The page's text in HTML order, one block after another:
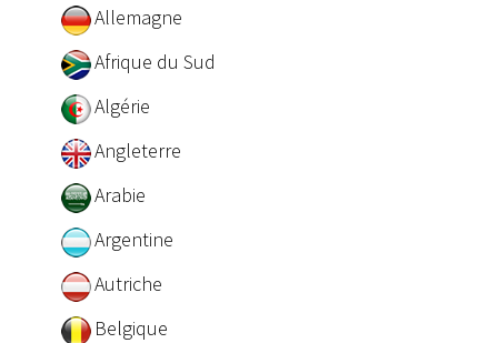
Allemagne
Afrique du Sud
Algérie
Angleterre
Arabie
Argentine
Autriche
Belgique